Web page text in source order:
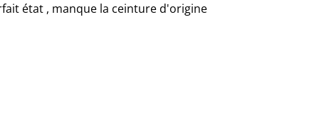
état , manque la ceinture d'origine